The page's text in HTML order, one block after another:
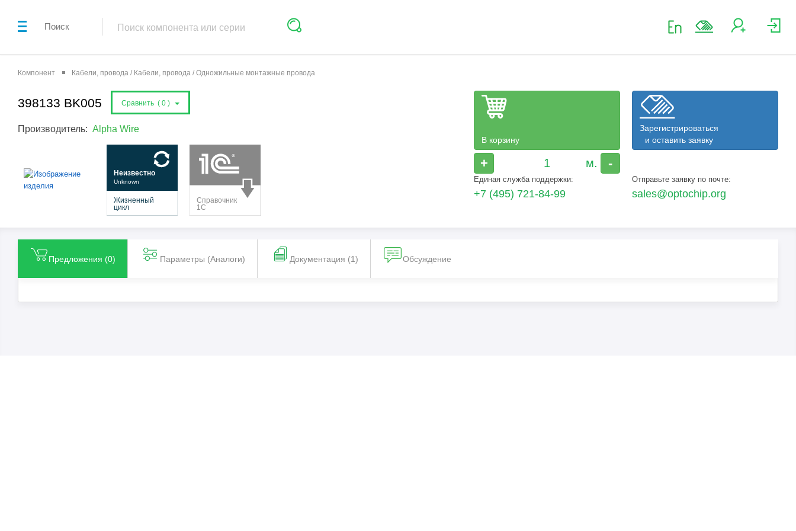
Поиск
Компонент Кабели, провода / Кабели, провода / Одножильные монтажные провода
398133 BK005 Сравнить ( 0 )
Производитель: Alpha Wire
В корзину
+ -
Зарегистрироваться
и оставить заявку
Единая служба поддержки:
+7 (495) 721-84-99
Отправьте заявку по почте:
sales@optochip.org
Предложения (0) Параметры (Aналоги) Документация (1) Обсуждение